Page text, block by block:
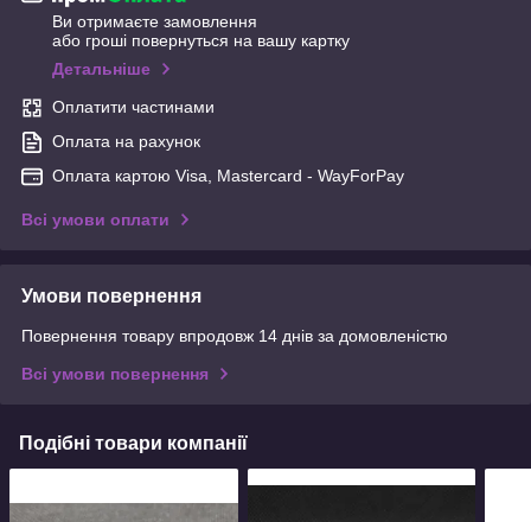
Ви отримаєте замовлення
або гроші повернуться на вашу картку
Детальніше
Оплатити частинами
Оплата на рахунок
Оплата картою Visa, Mastercard - WayForPay
Всі умови оплати
Умови повернення
Повернення товару впродовж 14 днів за домовленістю
Всі умови повернення
Подібні товари компанії